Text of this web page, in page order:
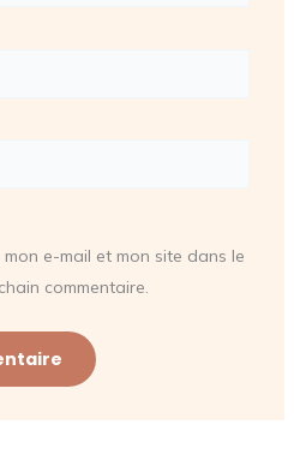
e-mail et mon site dans le
commentaire.